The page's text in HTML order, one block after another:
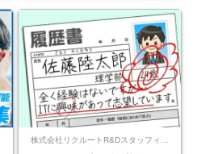
株式会社リクルートR&Dスタッフィング【リクルートグループ】